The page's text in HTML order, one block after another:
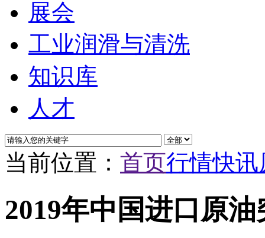
展会
工业润滑与清洗
知识库
人才
当前位置： 首页行情快讯
2019年中国进口原